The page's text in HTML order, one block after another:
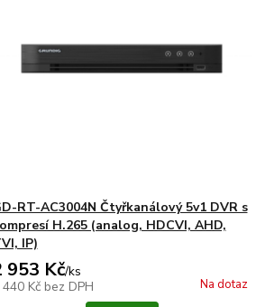
RT-AC3004N Čtyřkanálový 5v1 DVR s
H.265 (analog, HDCVI, AHD,
IP)
953 Kč/ks
440 Kč bez DPH Na dotaz